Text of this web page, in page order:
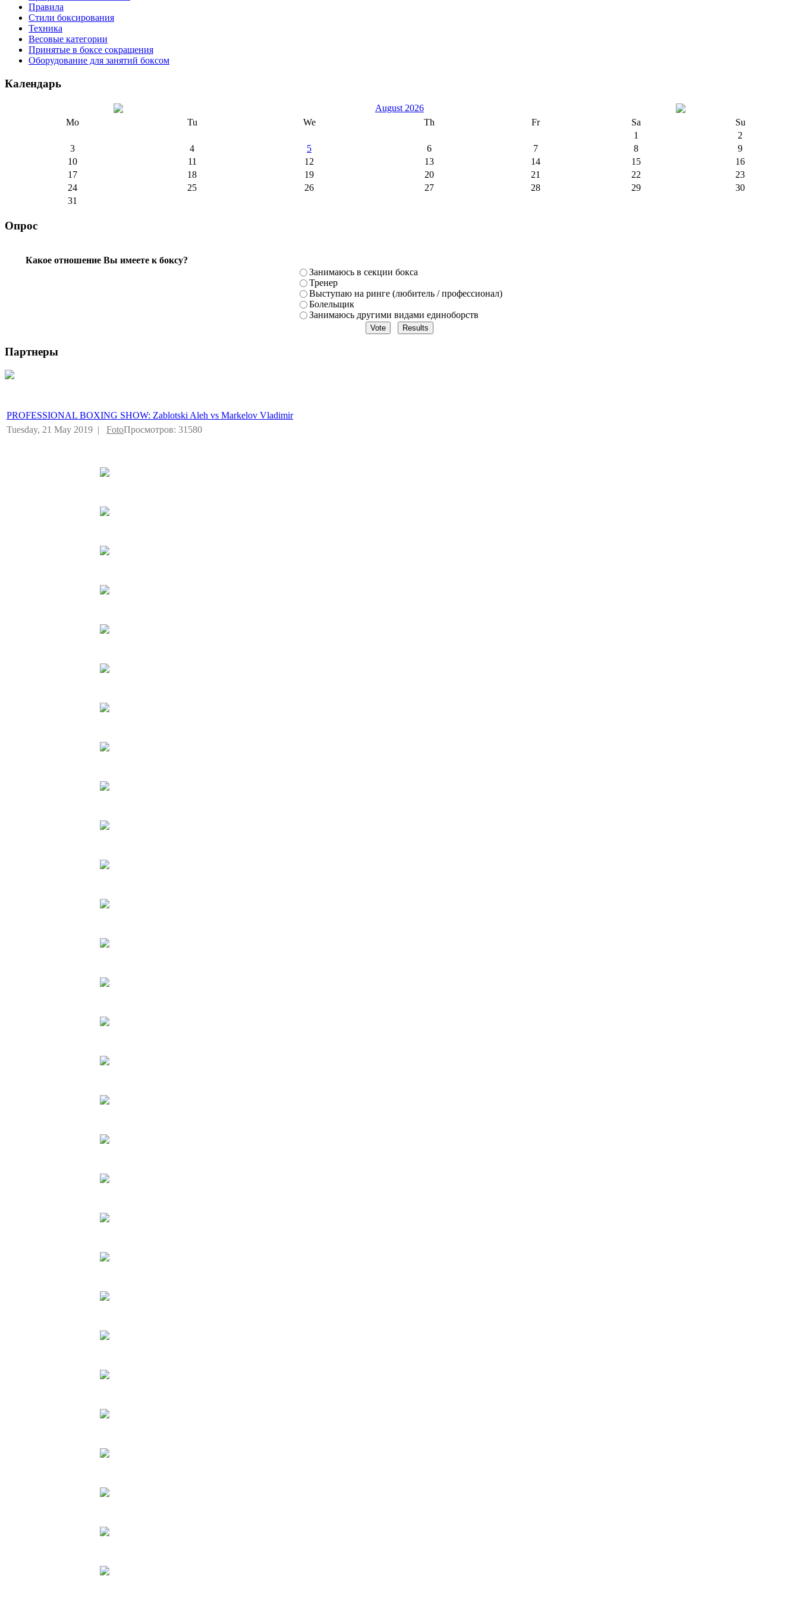
Правила
Стили боксирования
Техника
Весовые категории
Принятые в боксе сокращения
Оборудование для занятий боксом
Календарь
August 2026
Mo
Tu We Th Fr Sa
Su
1
2
3
4 5 6 7 8
9
10
11 12 13 14 15
16
17
18 19 20 21 22
23
24
25 26 27 28 29
30
31
Опрос
Какое отношение Вы имеете к боксу?
Занимаюсь в секции бокса
Тренер
Выступаю на ринге (любитель / профессионал)
Болельщик
Занимаюсь другими видами единоборств
Партнеры
PROFESSIONAL BOXING SHOW: Zablotski Aleh vs Markelov Vladimir
Просмотров: 31580
Tuesday, 21 May 2019 | Foto